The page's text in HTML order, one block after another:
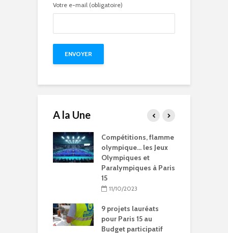
Votre e-mail (obligatoire)
A la Une
Compétitions, flamme
olympique… les Jeux
Olympiques et
Paralympiques à Paris
15
11/10/2023
9 projets lauréats
pour Paris 15 au
Budget participatif